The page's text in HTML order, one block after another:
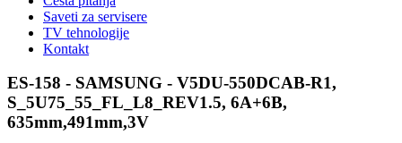
Saveti za servisere
TV tehnologije
Kontakt
ES-158 - SAMSUNG - V5DU-550DCAB-R1,
S_5U75_55_FL_L8_REV1.5, 6A+6B,
635mm,491mm,3V